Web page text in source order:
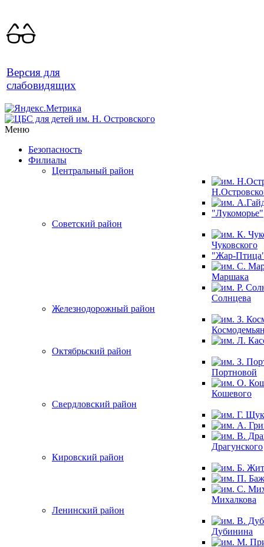
Версия для
слабовидящих
Меню
Безопасность
Филиалы
Центральный район
"Лукоморье"
Советский район
Чуковского
"Жар-
Маршака
Солнцева
Железнодорожный район
Октябрьский район
Портновой
Кошевого
Свердловский район
Драгунского
Кировский район
Михалкова
Ленинский район
Дубинина